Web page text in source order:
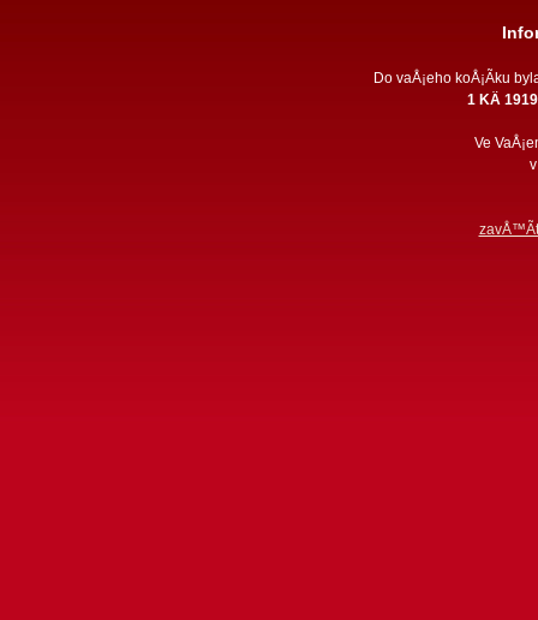
Do vaÅ¡eho koÅ¡Ã­ku
1 KÄ
Ve
zavÅ™Ã­t